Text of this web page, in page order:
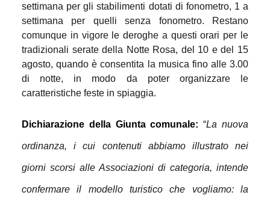
settimana per gli stabilimenti dotati di fonometro, 1 a
settimana per quelli senza fonometro. Restano
comunque in vigore le deroghe a questi orari per le
tradizionali serate della Notte Rosa, del 10 e del 15
agosto, quando è consentita la musica fino alle 3.00
di notte, in modo da poter organizzare le
caratteristiche feste in spiaggia.
Dichiarazione della Giunta comunale: “La nuova
ordinanza, i cui contenuti abbiamo illustrato nei
giorni scorsi alle Associazioni di categoria, intende
confermare il modello turistico che vogliamo: la